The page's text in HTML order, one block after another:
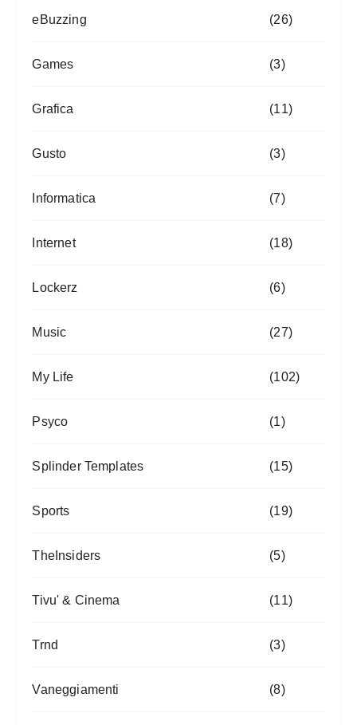
eBuzzing (26)
Games (3)
Grafica (11)
Gusto (3)
Informatica (7)
Internet (18)
Lockerz (6)
Music (27)
My Life (102)
Psyco (1)
Splinder Templates (15)
Sports (19)
TheInsiders (5)
Tivu' & Cinema (11)
Trnd (3)
Vaneggiamenti (8)